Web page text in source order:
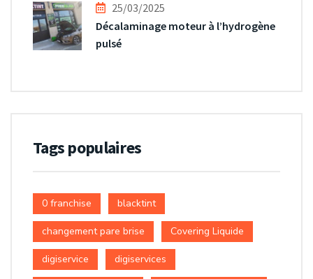
25/03/2025
Décalaminage moteur à l’hydrogène
pulsé
Tags populaires
0 franchise blacktint
changement pare brise Covering Liquide
digiservice digiservices